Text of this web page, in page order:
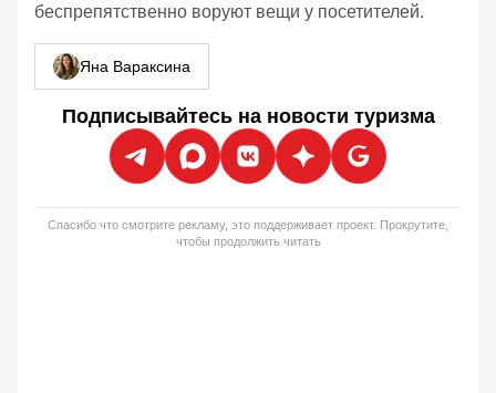
беспрепятственно воруют вещи у посетителей.
Яна Вараксина
Подписывайтесь на новости туризма
Спасибо что смотрите рекламу, это поддерживает проект. Прокрутите,
чтобы продолжить читать